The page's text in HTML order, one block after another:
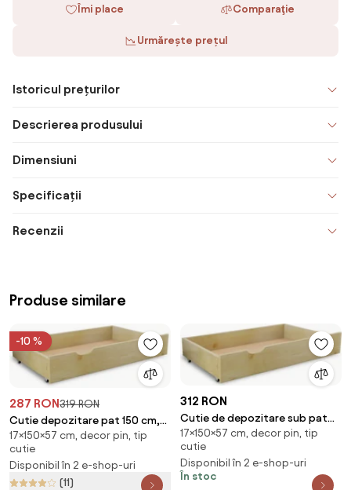
Îmi place Comparaţie
Urmărește prețul
Istoricul prețurilor
Descrierea produsului
Dimensiuni
Specificații
Recenzii
Produse similare
-10 %
287 RON319 RON
Cutie depozitare pat 150 cm,
pin
17×150×57 cm, decor pin, tip
cutie
Disponibil în 2 e-shop-uri
(11)
312 RON
Cutie de depozitare sub pat
150 cm pin
17×150×57 cm, decor pin, tip
cutie
Disponibil în 2 e-shop-uri
În stoc